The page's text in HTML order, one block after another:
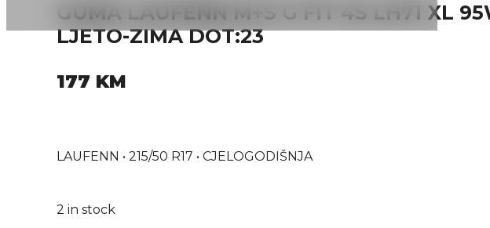
GUMA LAUFENN M+S G FIT 4S LH71 XL
LJETO-ZIMA DOT:23
177 KM
LAUFENN • 215/50 R17 • CJELOGODIŠNJA
2 in stock